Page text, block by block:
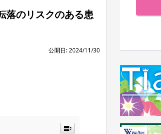
落のリスクのある患
公開日: 2024/11/30